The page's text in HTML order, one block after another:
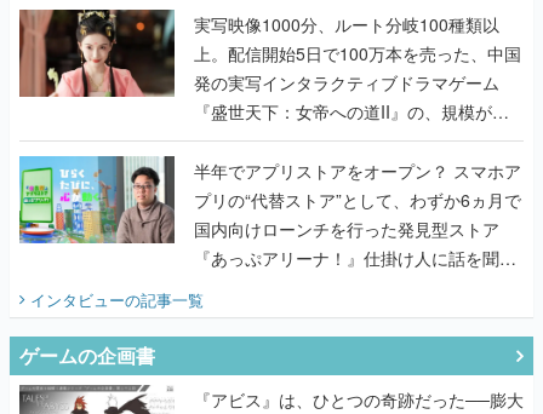
んだレジェンド2人に訊く開発秘話
実写映像1000分、ルート分岐100種類以
上。配信開始5日で100万本を売った、中国
発の実写インタラクティブドラマゲーム
『盛世天下：女帝への道II』の、規模が違
うこだわりをプロデューサーに聞いた
半年でアプリストアをオープン？ スマホア
プリの“代替ストア”として、わずか6ヵ月で
国内向けローンチを行った発見型ストア
『あっぷアリーナ！』仕掛け人に話を聞い
インタビューの記事一覧
ゲームの企画書
『アビス』は、ひとつの奇跡だった──膨大